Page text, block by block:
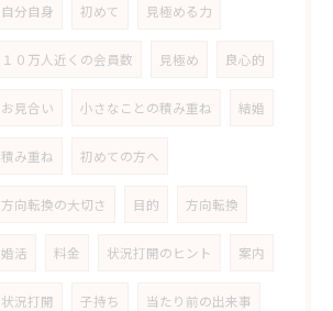
自分自身 初めて 見極める力
１０万人近くの会員数 見極め 良心的
お見合い 小さなことの積み重ね 結婚
積み重ね 初めての方へ
方向転換の大切さ 目的 方向転換
婚活 料金 状況打開のヒント 案内
状況打開 子持ち 当たり前の出来事